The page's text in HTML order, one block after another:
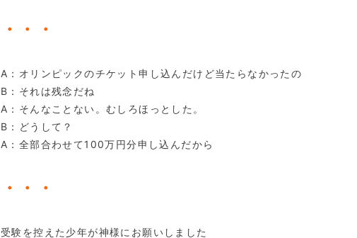
・・・
A：オリンピックのチケット申し込んだけど当たらなかったの
B：それは残念だね
A：そんなことない。むしろほっとした。
B：どうして？
A：全部合わせて100万円分申し込んだから
・・・
受験を控えた少年が神様にお願いしました